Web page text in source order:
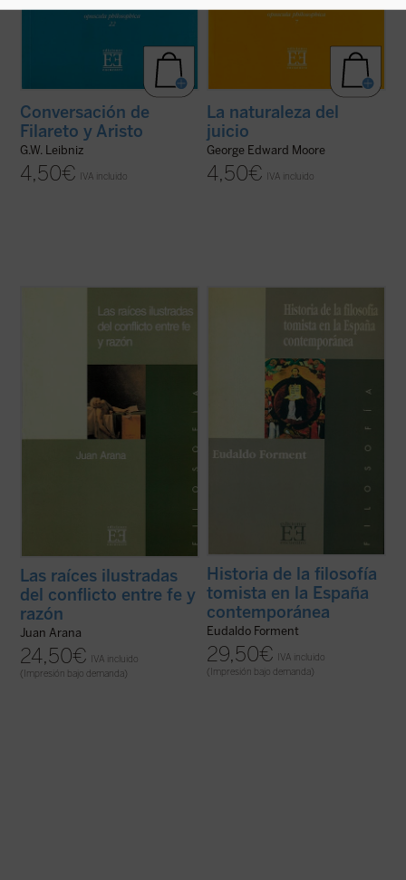
Conversación de
Filareto y Aristo
G.W. Leibniz
4,50€ IVA incluido
La naturaleza del
juicio
George Edward Moore
4,50€ IVA incluido
época en la que las relaciones entre fe y
razón no fueron fáciles. Las síntesis
Media se habrían mostrado incapaces de
Las raíces ilustradas
del conflicto entre fe y
razón
Juan Arana
24,50€
IVA incluido
(Impresión bajo demanda)
, la filosofía
cristiana, en especial la tomista, volvió a
ocupar el puesto que por derecho le
pertenecía dentro del pensamiento español
La síntesis que ...(ver ficha)
Historia de la filosofía
tomista en la España
contemporánea
Eudaldo Forment
29,50€
IVA incluido
(Impresión bajo demanda)